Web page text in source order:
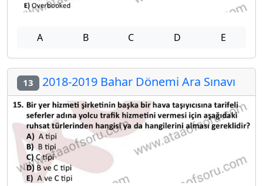
A B C D E
13 2018-2019 Bahar Dönemi Ara Sınavı